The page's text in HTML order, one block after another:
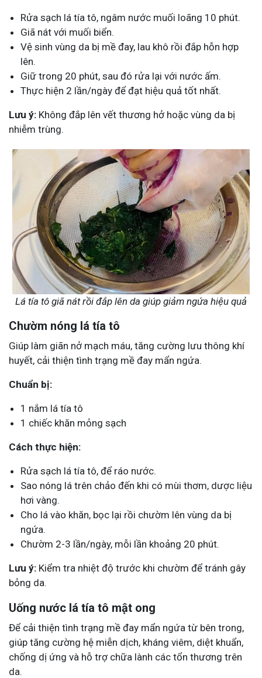
Rửa sạch lá tía tô, ngâm nước muối loãng 10 phút.
Giã nát với muối biển.
Vệ sinh vùng da bị mề đay, lau khô rồi đắp hỗn hợp
lên.
Giữ trong 20 phút, sau đó rửa lại với nước ấm.
Thực hiện 2 lần/ngày để đạt hiệu quả tốt nhất.
Lưu ý: Không đắp lên vết thương hở hoặc vùng da bị
nhiễm trùng.
Lá tía tô giã nát rồi đắp lên da giúp giảm ngứa hiệu quả
Chườm nóng lá tía tô
Giúp làm giãn nở mạch máu, tăng cường lưu thông khí
huyết, cải thiện tình trạng mề đay mẩn ngứa.
Chuẩn bị:
1 nắm lá tía tô
1 chiếc khăn mỏng sạch
Cách thực hiện:
Rửa sạch lá tía tô, để ráo nước.
Sao nóng lá trên chảo đến khi có mùi thơm, dược liệu
hơi vàng.
Cho lá vào khăn, bọc lại rồi chườm lên vùng da bị
ngứa.
Chườm 2-3 lần/ngày, mỗi lần khoảng 20 phút.
Lưu ý: Kiểm tra nhiệt độ trước khi chườm để tránh gây
bỏng da.
Uống nước lá tía tô mật ong
Để cải thiện tình trạng mề đay mẩn ngứa từ bên trong,
giúp tăng cường hệ miễn dịch, kháng viêm, diệt khuẩn,
chống dị ứng và hỗ trợ chữa lành các tổn thương trên
da.